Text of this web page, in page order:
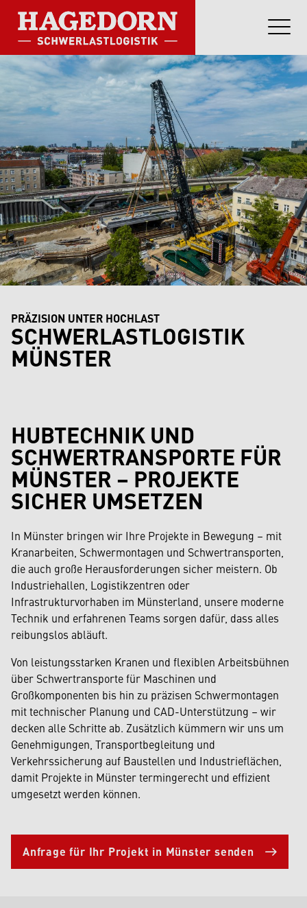
PRÄZISION UNTER HOCHLAST
SCHWERLASTLOGISTIK
MÜNSTER
HUBTECHNIK UND
SCHWERTRANSPORTE FÜR
MÜNSTER – PROJEKTE
SICHER UMSETZEN
In Münster bringen wir Ihre Projekte in Bewegung – mit
Kranarbeiten, Schwermontagen und Schwertransporten,
die auch große Herausforderungen sicher meistern. Ob
Industriehallen, Logistikzentren oder
Infrastrukturvorhaben im Münsterland, unsere moderne
Technik und erfahrenen Teams sorgen dafür, dass alles
reibungslos abläuft.
Von leistungsstarken Kranen und flexiblen Arbeitsbühnen
über Schwertransporte für Maschinen und
Großkomponenten bis hin zu präzisen Schwermontagen
mit technischer Planung und CAD-Unterstützung – wir
decken alle Schritte ab. Zusätzlich kümmern wir uns um
Genehmigungen, Transportbegleitung und
Verkehrssicherung auf Baustellen und Industrieflächen,
damit Projekte in Münster termingerecht und effizient
umgesetzt werden können.
Anfrage für Ihr Projekt in Münster senden